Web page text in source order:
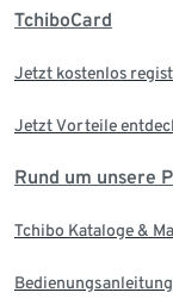
TchiboCard
Jetzt kostenlos
Jetzt Vorteile
Rund um unsere
Tchibo Kataloge &